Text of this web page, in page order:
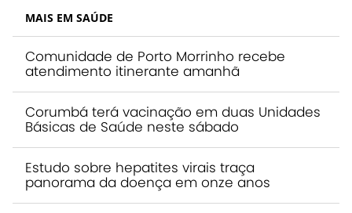
MAIS EM SAÚDE
Comunidade de Porto Morrinho recebe
atendimento itinerante amanhã
Corumbá terá vacinação em duas Unidades
Básicas de Saúde neste sábado
Estudo sobre hepatites virais traça
panorama da doença em onze anos